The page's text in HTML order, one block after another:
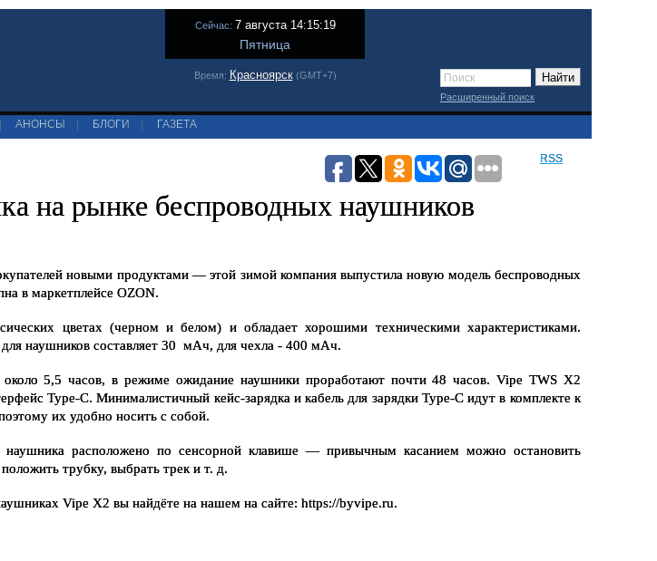
Сейчас: 7 августа 14:15:19
Пятница
Время: Красноярск(GMT+7)
Расширенный поиск
АНОНСЫ БЛОГИ ГАЗЕТА
RSS
на рынке беспроводных наушников
новыми продуктами — этой зимой компания выпустила новую модель беспроводных
в маркетплейсе OZON.
цветах (черном и белом) и обладает хорошими техническими характеристиками.
наушников составляет 30  мАч, для чехла - 400 мАч.
около 5,5 часов, в режиме ожидание наушники проработают почти 48 часов. Vipe TWS X2
Type-C. Минималистичный кейс-зарядка и кабель для зарядки Type-C идут в комплекте к
их удобно носить с собой.
наушника расположено по сенсорной клавише — привычным касанием можно остановить
трубку, выбрать трек и т. д.
Vipe X2 вы найдёте на нашем на сайте: https://byvipe.ru.